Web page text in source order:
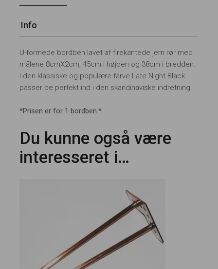
Info
U-formede bordben lavet af firekantede jern rør med
målene 8cmX2cm, 45cm i højden og 38cm i bredden.
I den klassiske og populære farve Late Night Black
passer de perfekt ind i den skandinaviske indretning.
*Prisen er for 1 bordben.*
Du kunne også være
interesseret i…